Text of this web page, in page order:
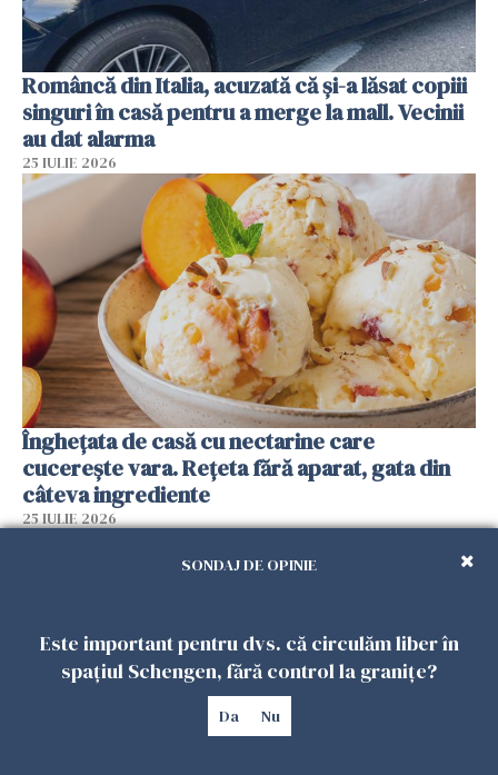
Româncă din Italia, acuzată că și-a lăsat copiii
singuri în casă pentru a merge la mall. Vecinii
au dat alarma
25 IULIE 2026
Înghețata de casă cu nectarine care
cucerește vara. Rețeta fără aparat, gata din
câteva ingrediente
25 IULIE 2026
SONDAJ DE OPINIE
Este important pentru dvs. că circulăm liber în
spațiul Schengen, fără control la granițe?
Da Nu